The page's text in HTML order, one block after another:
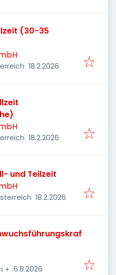
(30-35
Veröffentlicht
18.2.2026
Veröffentlicht
18.2.2026
und Teilzeit
Veröffentlicht :
18.2.2026
+ Veröffentlicht
6.8.2026